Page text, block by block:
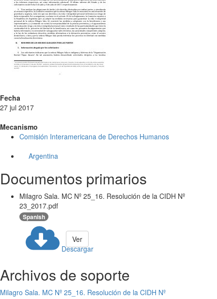
Fecha
27 jul 2017
Mecanismo
Comisión Interamericana de Derechos Humanos
Argentina
Documentos primarios
Milagro Sala. MC Nº 25_16. Resolución de la CIDH Nº
23_2017.pdf
Spanish
Descargar
Ver
Archivos de soporte
Milagro Sala. MC Nº 25_16. Resolución de la CIDH Nº